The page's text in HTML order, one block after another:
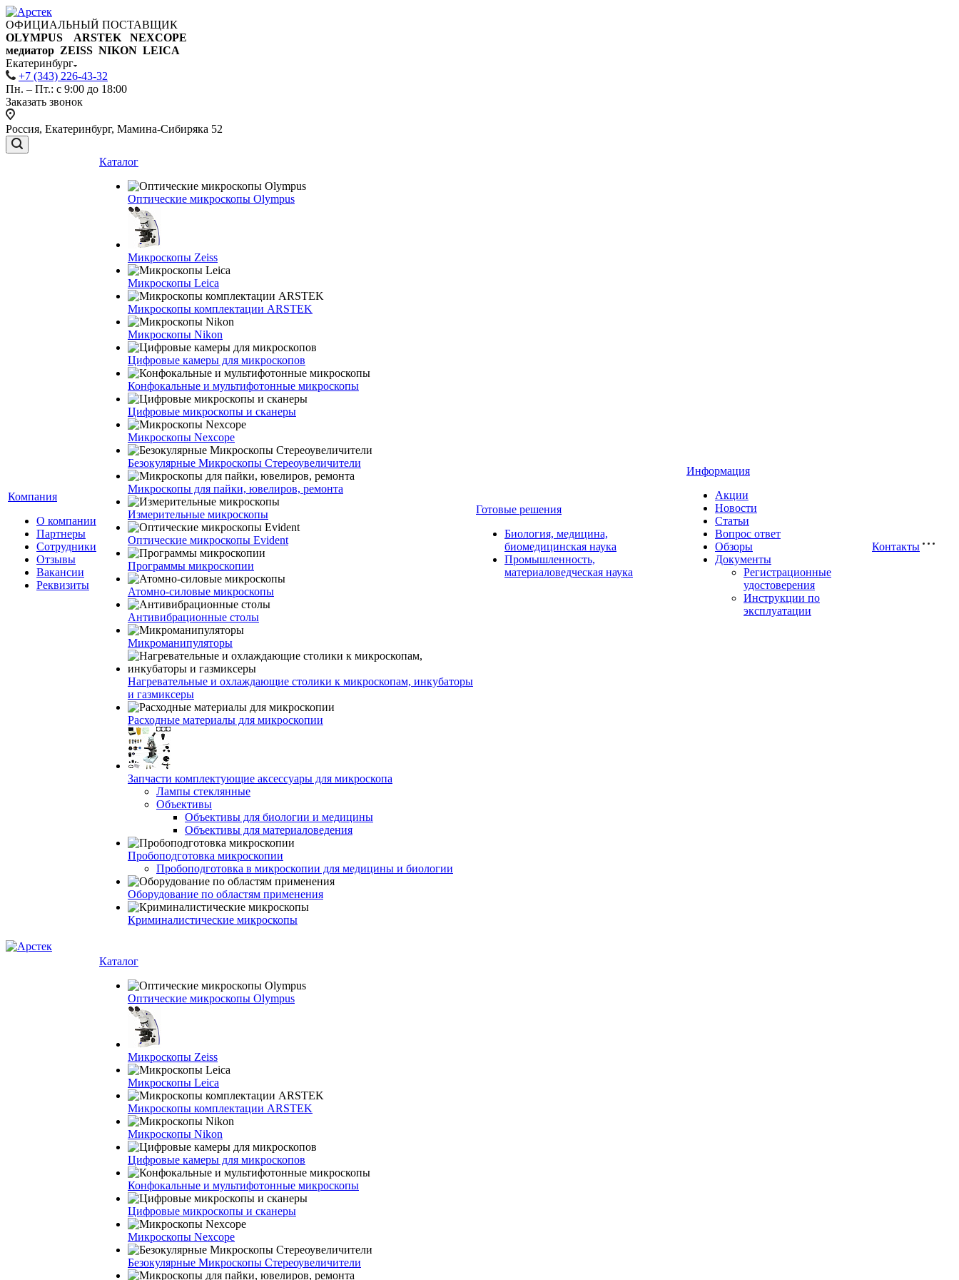
ОФИЦИАЛЬНЫЙ ПОСТАВЩИК
OLYMPUS ARSTEK NEXCOPE
медиатор ZEISS NIKON LEICA
Екатеринбург
+7 (343) 226-43-32
Пн. – Пт.: с 9:00 до 18:00
Заказать звонок
Россия, Екатеринбург, Мамина-Сибиряка 52
Компания
О компании
Партнеры
Сотрудники
Отзывы
Вакансии
Реквизиты
Каталог
Оптические микроскопы Olympus
Микроскопы Zeiss
Микроскопы Leica
Микроскопы комплектации ARSTEK
Микроскопы Nikon
Цифровые камеры для микроскопов
Конфокальные и мультифотонные микроскопы
Цифровые микроскопы и сканеры
Микроскопы Nexcope
Безокулярные Микроскопы Стереоувеличители
Микроскопы для пайки, ювелиров, ремонта
Измерительные микроскопы
Оптические микроскопы Evident
Программы микроскопии
Атомно-силовые микроскопы
Антивибрационные столы
Микроманипуляторы
Нагревательные и охлаждающие столики к микроскопам, инкубаторы
и газмиксеры
Расходные материалы для микроскопии
Запчасти комплектующие аксессуары для микроскопа
Лампы стеклянные
Объективы
Объективы для биологии и медицины
Объективы для материаловедения
Пробоподготовка микроскопии
Пробоподготовка в микроскопии для медицины и биологии
Оборудование по областям применения
Криминалистические микроскопы
Готовые решения
Биология, медицина,
биомедицинская наука
Промышленность,
материаловедческая наука
Информация
Акции
Новости
Статьи
Вопрос ответ
Обзоры
Документы
Регистрационные
удостоверения
Инструкции по
эксплуатации
Контакты
Каталог
Оптические микроскопы Olympus
Микроскопы Zeiss
Микроскопы Leica
Микроскопы комплектации ARSTEK
Микроскопы Nikon
Цифровые камеры для микроскопов
Конфокальные и мультифотонные микроскопы
Цифровые микроскопы и сканеры
Микроскопы Nexcope
Безокулярные Микроскопы Стереоувеличители